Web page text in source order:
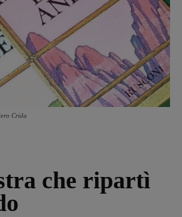
Crida
che ripartì